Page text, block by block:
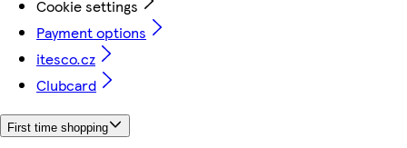
Cookie settings
Payment options
itesco.cz
Clubcard
First time shopping